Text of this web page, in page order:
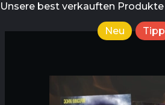
Unsere best verkauften Produkte
Neu Tipp